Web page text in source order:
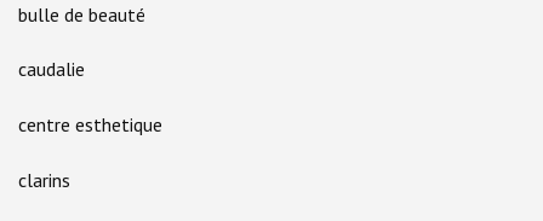
bulle de beauté
caudalie
centre esthetique
clarins